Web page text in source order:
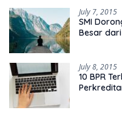
July 7, 2015
SMI
Besar
July 8, 2015
10 BPR